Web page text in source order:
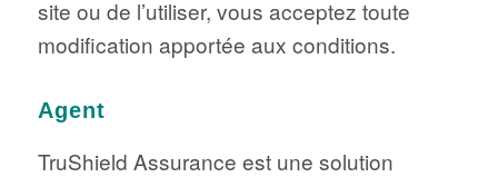
site ou de l’utiliser, vous acceptez toute
modification apportée aux conditions.
Agent
TruShield Assurance est une solution